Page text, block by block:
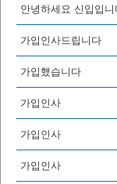
안녕하세요 신입입니
가입인사드립니다
가입했습니다
가입인사
가입인사
가입인사